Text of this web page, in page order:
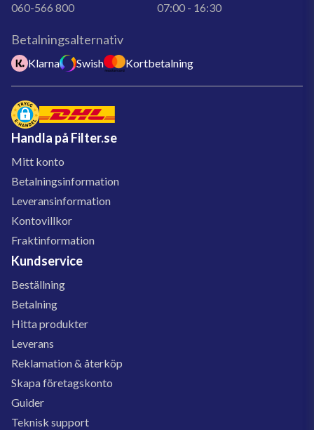
060-566 800
07:00 - 16:30
Betalningsalternativ
Klarna Swish Kortbetalning
Handla på Filter.se
Mitt konto
Betalningsinformation
Leveransinformation
Kontovillkor
Fraktinformation
Kundservice
Beställning
Betalning
Hitta produkter
Leverans
Reklamation & återköp
Skapa företagskonto
Guider
Teknisk support